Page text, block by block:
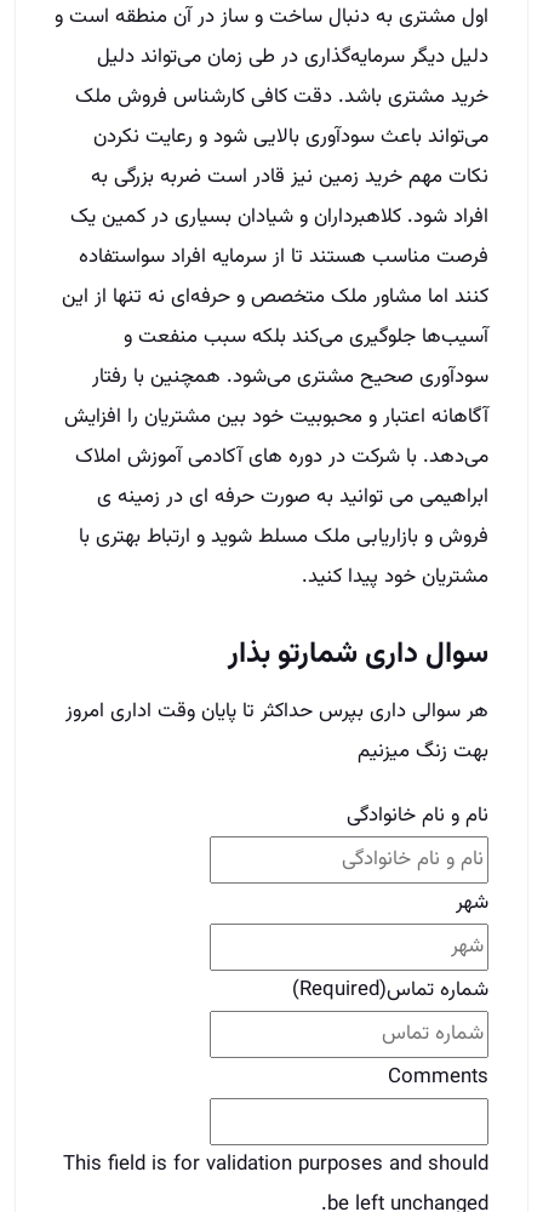
اول مشتری به دنبال ساخت و ساز در آن منطقه است و
دلیل دیگر سرمایه‌گذاری در طی زمان می‌تواند دلیل
خرید مشتری باشد. دقت کافی کارشناس فروش ملک
می‌تواند باعث سودآوری بالایی شود و رعایت نکردن
نکات مهم خرید زمین نیز قادر است ضربه بزرگی به
افراد شود. کلاهبرداران و شیادان بسیاری در کمین یک
فرصت مناسب هستند تا از سرمایه افراد سو‌استفاده
کنند اما مشاور ملک متخصص و حرفه‌ای نه تنها از این
آسیب‌ها جلوگیری می‌کند بلکه سبب منفعت و
سودآوری صحیح مشتری می‌شود. همچنین با رفتار
آگاهانه اعتبار و محبوبیت خود بین مشتریان را افزایش
می‌دهد. با شرکت در دوره های آکادمی آموزش املاک
ابراهیمی می توانید به صورت حرفه ای در زمینه ی
فروش و بازاریابی ملک مسلط شوید و ارتباط بهتری با
مشتریان خود پیدا کنید.
سوال داری شمارتو بذار
هر سوالی داری بپرس حداکثر تا پایان وقت اداری امروز
بهت زنگ میزنیم
نام و نام خانوادگی
شهر
شماره تماس(Required)
Comments
This field is for validation purposes and should
be left unchanged.